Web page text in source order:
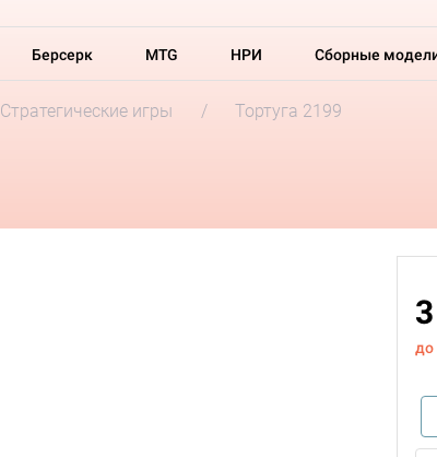
Берсерк MTG НРИ Сборные
Стратегические игры Тортуга 2199
до